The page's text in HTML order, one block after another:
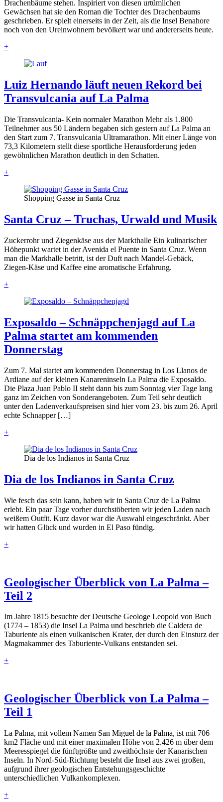
Drachenbäume stehen. Inspiriert von diesen urtümlichen
Gewächsen hat sie den Roman die Tochter des Drachenbaums
geschrieben. Er spielt einerseits in der Zeit, als die Insel Benahore
noch von den Ureinwohnern bevölkert war und andererseits heute.
+
Luiz Hernando läuft neuen Rekord bei
Transvulcania auf La Palma
Die Transvulcania- Kein normaler Marathon Mehr als 1.800
Teilnehmer aus 50 Ländern begaben sich gestern auf La Palma an
den Start zum 7. Transvulcania Ultramarathon. Mit einer Länge von
73,3 Kilometern stellt diese sportliche Herausforderung jeden
gewöhnlichen Marathon deutlich in den Schatten.
+
Shopping Gasse in Santa Cruz
Santa Cruz – Truchas, Urwald und Musik
Zuckerrohr und Ziegenkäse aus der Markthalle Ein kulinarischer
Höhepunkt wartet in der Avenida el Puente in Santa Cruz. Wenn
man die Markhalle betritt, ist der Duft nach Mandel-Gebäck,
Ziegen-Käse und Kaffee eine aromatische Erfahrung.
+
Exposaldo – Schnäppchenjagd auf La
Palma startet am kommenden
Donnerstag
Zum 7. Mal startet am kommenden Donnerstag in Los Llanos de
Ardiane auf der kleinen Kanareninseln La Palma die Exposaldo.
Die Plaza Juan Pablo II steht dann bis zum Sonntag vier Tage lang
ganz im Zeichen von Sonderangeboten. Zum Teil sehr deutlich
unter den Ladenverkaufspreisen sind hier vom 23. bis zum 26. April
echte Schnapper […]
+
Dia de los Indianos in Santa Cruz
Dia de los Indianos in Santa Cruz
Wie fesch das sein kann, haben wir in Santa Cruz de La Palma
erlebt. Ein paar Tage vorher durchstöberten wir jeden Laden nach
weißem Outfit. Kurz davor war die Auswahl eingeschränkt. Aber
wir hatten Glück und wurden in El Paso fündig.
+
Geologischer Überblick von La Palma –
Teil 2
Im Jahre 1815 besuchte der Deutsche Geologe Leopold von Buch
(1774 – 1853) die Insel La Palma und beschrieb die Caldera de
Taburiente als einen vulkanischen Krater, der durch den Einsturz der
Magmakammer des Taburiente-Vulkans entstanden sei.
+
Geologischer Überblick von La Palma –
Teil 1
La Palma, mit vollem Namen San Miguel de la Palma, ist mit 706
km2 Fläche und mit einer maximalen Höhe von 2.426 m über dem
Meeresspiegel die fünftgrößte und zweithöchste der Kanarischen
Inseln. In Nord-Süd-Richtung besteht die Insel aus zwei großen,
aufgrund ihrer geologischen Entstehungsgeschichte
unterschiedlichen Vulkankomplexen.
+